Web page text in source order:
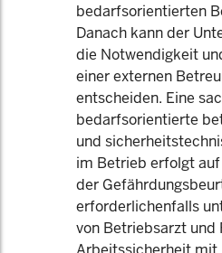
bedarfsorientierten
Danach kann der
die Notwendigkeit
einer externen
entscheiden. Eine
bedarfsorientierte
und
im Betrieb erfolgt
der
erforderlichenfalls
von Betriebsarzt und